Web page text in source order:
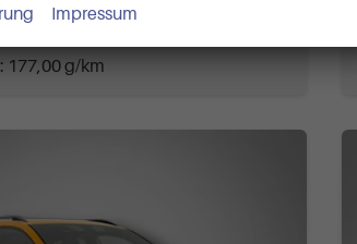
7,80 l/100km
177,00 g/km
Impressum